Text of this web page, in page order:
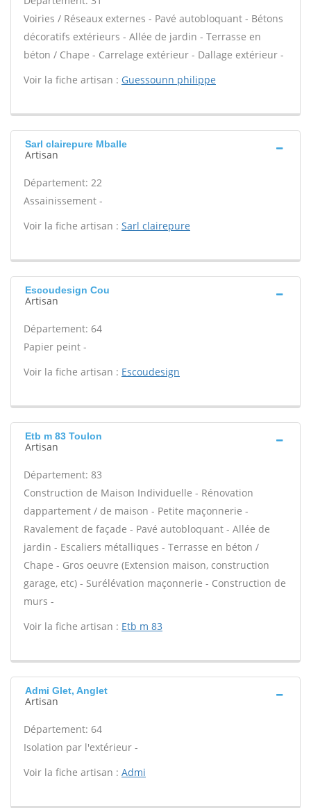
Voiries / Réseaux externes - Pavé autobloquant - Bétons
décoratifs extérieurs - Allée de jardin - Terrasse en
béton / Chape - Carrelage extérieur - Dallage extérieur -
Voir la fiche artisan : Guessounn philippe
Sarl clairepure Mballe
Artisan
Département: 22
Assainissement -
Voir la fiche artisan : Sarl clairepure
Escoudesign Cou
Artisan
Département: 64
Papier peint -
Voir la fiche artisan : Escoudesign
Etb m 83 Toulon
Artisan
Département: 83
Construction de Maison Individuelle - Rénovation
dappartement / de maison - Petite maçonnerie -
Ravalement de façade - Pavé autobloquant - Allée de
jardin - Escaliers métalliques - Terrasse en béton /
Chape - Gros oeuvre (Extension maison, construction
garage, etc) - Surélévation maçonnerie - Construction de
murs -
Voir la fiche artisan : Etb m 83
Admi Glet, Anglet
Artisan
Département: 64
Isolation par l'extérieur -
Voir la fiche artisan : Admi